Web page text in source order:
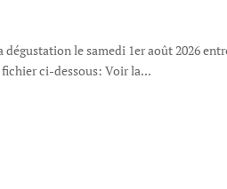
le samedi 1er août 2026
ci-dessous: Voir la...